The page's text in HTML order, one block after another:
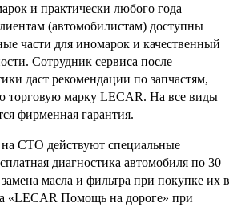
и практически любого года
(автомобилистам) доступны
части для иномарок и качественный
Сотрудник сервиса после
даст рекомендации по запчастям,
торговую марку LECAR. На все виды
фирменная гарантия.
СТО действуют специальные
диагностика автомобиля по 30
масла и фильтра при покупке их в
«LECAR Помощь на дороге» при